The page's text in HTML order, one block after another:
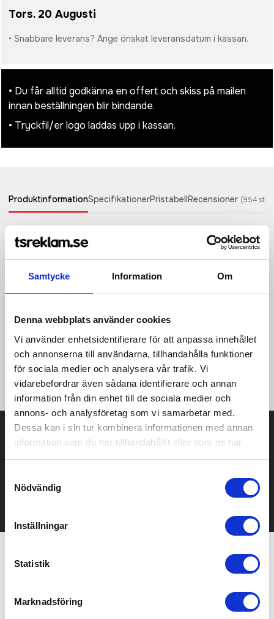
Samtycke Information Om
Denna webbplats använder cookies
Vi använder enhetsidentifierare för att anpassa innehållet
och annonserna till användarna, tillhandahålla funktioner
för sociala medier och analysera vår trafik. Vi
vidarebefordrar även sådana identifierare och annan
information från din enhet till de sociala medier och
annons- och analysföretag som vi samarbetar med.
Dessa kan i sin tur kombinera informationen med annan
information som du har tillhandahållit eller som de har
samlat in när du har använt deras tjänster.
Nödvändig
Inställningar
Statistik
Marknadsföring
Tors. 20 Augusti
• Snabbare leverans? Ange önskat leveransdatum i kassan.
• Du får alltid godkänna en offert och skiss på mailen
innan beställningen blir bindande.
• Tryckfil/er logo laddas upp i kassan.
ProduktinformationSpecifikationerPristabellRecensioner (954 st)
High shine metal key clip
Wristlet strap compatible with bags and accessories from the
boutique collection
Dimensions: 13 x 2.6 cm
Max. print area: 8 x 1.5 cm.
Prisuppgift på mailen?
Kontakta oss här för att få förslag på produkt och pris över
Det går också utmärkt att bara ställa frågor!
Relaterade produkter